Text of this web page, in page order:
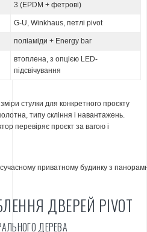
3 (EPDM + фетрові)
G-U, Winkhaus, петлі pivot
поліаміди + Energy bar
втоплена, з опцією LED-
підсвічування
стулки для конкретного проєкту
типу скління і навантажень.
перевіряє проєкт за вагою і
ДВЕРЕЙ PIVOT
ДЕРЕВА